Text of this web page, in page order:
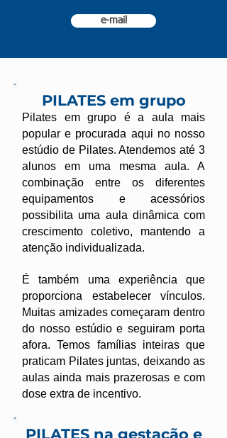
e-mail
PILATES em grupo
Pilates em grupo é a aula mais
popular e procurada aqui no nosso
estúdio de Pilates. Atendemos até 3
alunos em uma mesma aula. A
combinação entre os diferentes
equipamentos e acessórios
possibilita uma aula dinâmica com
crescimento coletivo, mantendo a
atenção individualizada.
É também uma experiência que
proporciona estabelecer vínculos.
Muitas amizades começaram dentro
do nosso estúdio e seguiram porta
afora. Temos famílias inteiras que
praticam Pilates juntas, deixando as
aulas ainda mais prazerosas e com
dose extra de incentivo.
PILATES na gestação e